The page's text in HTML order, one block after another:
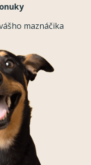
maznáčika